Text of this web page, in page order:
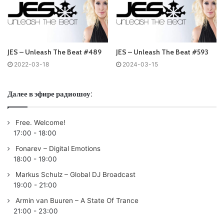
No playlist
1 – Orjan Nilsen presents DJ Governor Memoirs (Extended
Mix) A State Of Trance
2 – Arjans Farpoint (Extended Mix) Coldharbour
Muzik
5 – Dan Stone Back To You (Paul Arcane Remix) Elliptical
6 –JESTight Wires (Extended Mix) Magik Muzik
Mind
Recordings
JES – Unleash The Beat #489
2022-03-18
JES – Unleash The Beat #593
2024-03-15
Далее в эфире радиошоу:
Free. Welcome!
17:00 - 18:00
Fonarev – Digital Emotions
18:00 - 19:00
Markus Schulz – Global DJ Broadcast
19:00 - 21:00
Armin van Buuren – A State Of Trance
21:00 - 23:00